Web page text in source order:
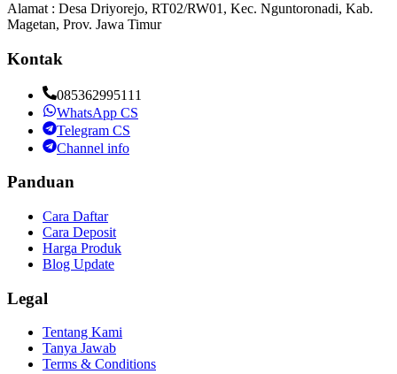
Alamat : Desa Driyorejo, RT02/RW01, Kec. Nguntoronadi, Kab.
Magetan, Prov. Jawa Timur
Kontak
085362995111
WhatsApp CS
Telegram CS
Channel info
Panduan
Cara Daftar
Cara Deposit
Harga Produk
Blog Update
Legal
Tentang Kami
Tanya Jawab
Terms & Conditions